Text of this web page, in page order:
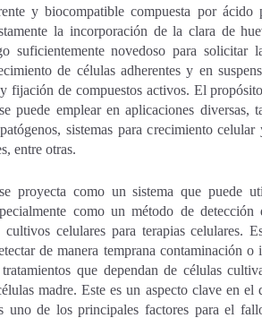
y biocompatible compuesta por
la incorporación de la clara de
suficientemente novedoso para solicitar
de células adherentes y en
fijación de compuestos activos. El
puede emplear en aplicaciones diversas,
sistemas para crecimiento
entre otras.
proyecta como un sistema que puede
como un método de
cultivos celulares para terapias celulares.
de manera temprana contaminación o
que dependan de células
madre. Este es un aspecto clave en el
uno de los principales factores para el